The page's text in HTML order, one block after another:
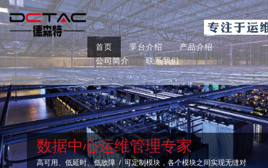
首页 平台介绍
产品介绍
公司简介
联系我们
数据中心运维管理专家
高可用、低延时、低故障 / 可定制模块，各个模块之间实现无缝对